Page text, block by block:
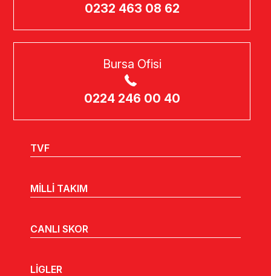
0232 463 08 62
Bursa Ofisi
0224 246 00 40
TVF
MİLLİ TAKIM
CANLI SKOR
LİGLER